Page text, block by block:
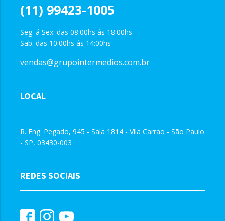
(11) 99423-1005
Seg. á Sex. das 08:00hs ás 18:00hs
Sab. das 10:00hs ás 14:00hs
vendas@grupointermedios.com.br
LOCAL
R. Eng. Pegado, 945 - Sala 1814 - Vila Carrao - São Paulo
- SP, 03430-003
REDES SOCIAIS